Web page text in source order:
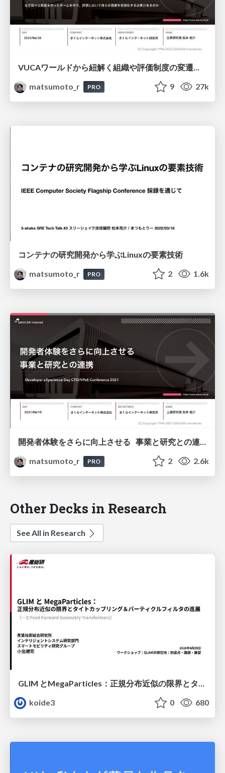
matsumoto_r
PRO 9 27k
コンテナの研究開発から学ぶLinuxの要素技術
matsumoto_r
PRO 2 1.6k
開発者体験をさらに向上させる 事業と研究との連携
matsumoto_r
PRO 2 2.6k
Other Decks in Research
See All in Research
koide3
0 680